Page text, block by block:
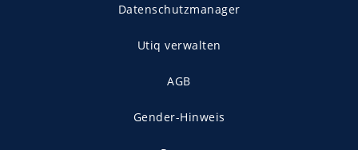
Datenschutzmanager
Utiq verwalten
AGB
Gender-Hinweis